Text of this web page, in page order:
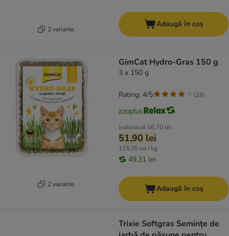
2 variante
Adaugă în coș
2 variante
GimCat Hydro-Gras 150 g
3 x 150 g
Individual 56,70 lei
51,90 lei
115,35 lei / kg
49,31 lei
Rating: 4/5 (28)
Adaugă în coș
Trixie Softgras Semințe de